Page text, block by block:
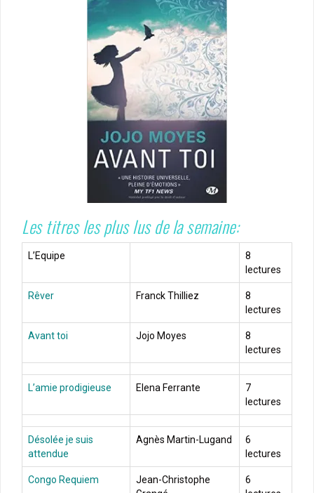
Les titres les plus lus de la semaine:
L’Equipe
8
lectures
Rêver Franck Thilliez
8
lectures
Avant toi Jojo Moyes
8
lectures
L’amie prodigieuse Elena Ferrante
7
lectures
Désolée je suis
attendue
Agnès Martin-Lugand
6
lectures
Congo Requiem
Jean-Christophe
6